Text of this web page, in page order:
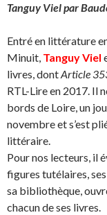
Tanguy Viel par
Entré en littérature
Minuit, Tanguy Viel
livres, dontArticle
RTL-Lire en 2017. Il
bords de Loire, un
novembre et s’est
littéraire.
Pour nos lecteurs, il
figures tutélaires,
sa bibliothèque,
chacun de ses livres.